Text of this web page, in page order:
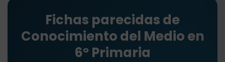
Fichas parecidas de
Conocimiento del Medio en
6º Primaria